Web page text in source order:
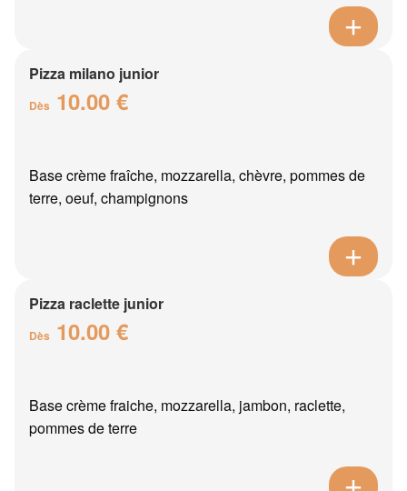
Pizza milano junior
Dès 10.00 €
Base crème fraîche, mozzarella, chèvre, pommes de
terre, oeuf, champignons
Pizza raclette junior
Dès 10.00 €
Base crème fraiche, mozzarella, jambon, raclette,
pommes de terre